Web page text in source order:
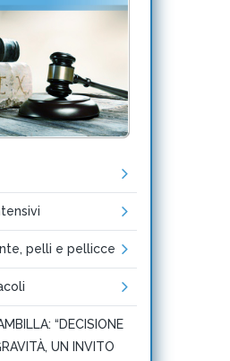
pelli e pellicce
“DECISIONE
UN INVITO